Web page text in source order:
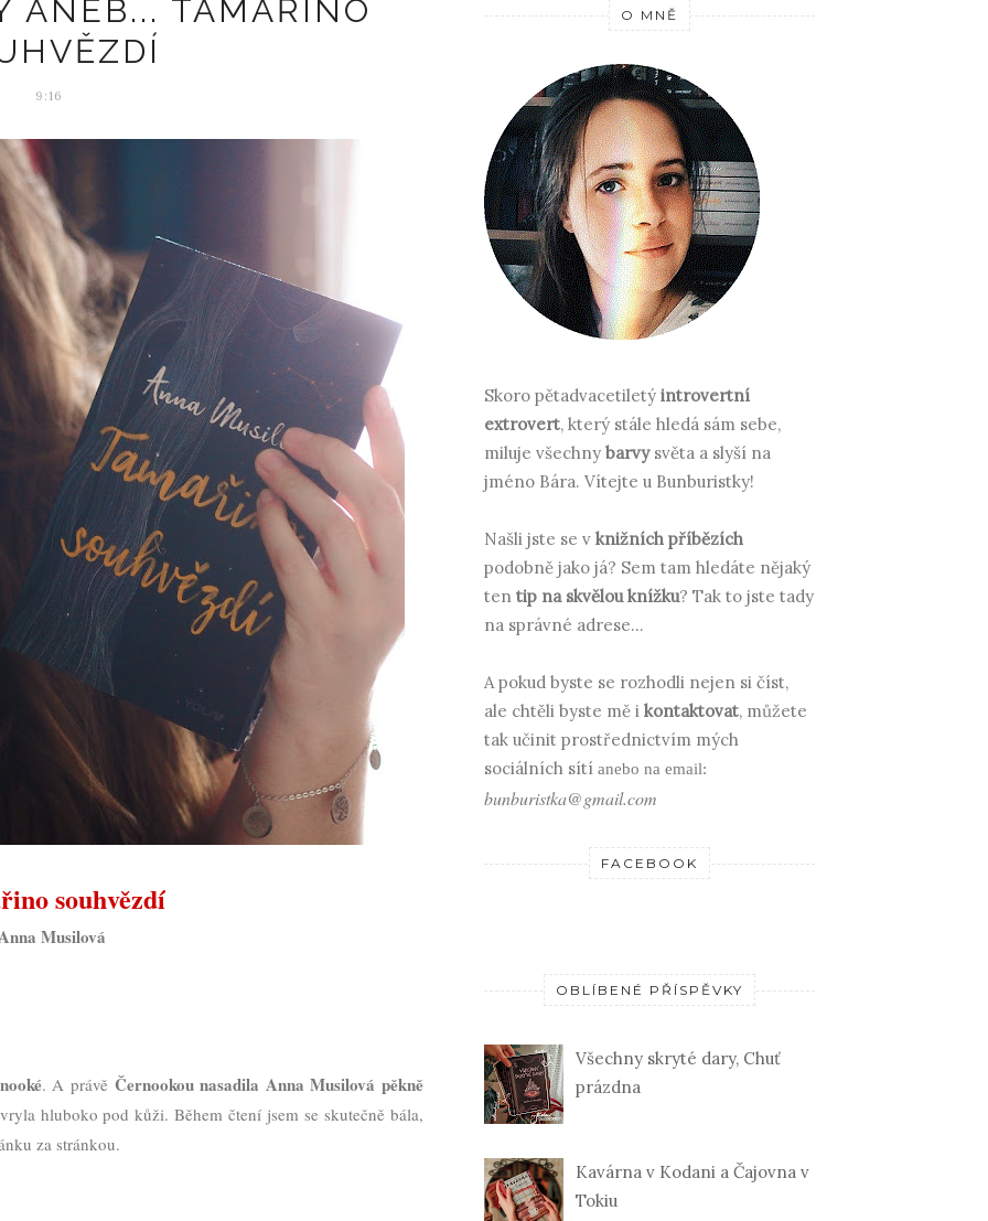
ANEB... TAMAŘINO
9:16
souhvězdí
Musilová
. A právě Černookou nasadila Anna Musilová pěkně
hluboko pod kůži. Během čtení jsem se skutečně bála,
za stránkou.
O MNĚ
Skoro pětadvacetiletý introvertní
extrovert, který stále hledá sám sebe,
miluje všechny barvy světa a slyší na
jméno Bára. Vítejte u Bunburistky!
Našli jste se v knižních příbězích
podobně jako já? Sem tam hledáte nějaký
ten tip na skvělou knížku? Tak to jste tady
na správné adrese...
A pokud byste se rozhodli nejen si číst,
ale chtěli byste mě i kontaktovat, můžete
tak učinit prostřednictvím mých
sociálních sítí anebo na email:
bunburistka@gmail.com
FACEBOOK
OBLÍBENÉ PŘÍSPĚVKY
Všechny skryté dary, Chuť
prázdna
Kavárna v Kodani a Čajovna v
Tokiu